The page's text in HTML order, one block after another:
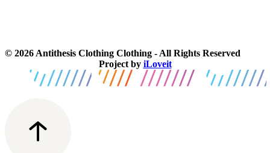
© 2026 Antithesis Clothing Clothing - All Rights Reserved
Project by iLoveit